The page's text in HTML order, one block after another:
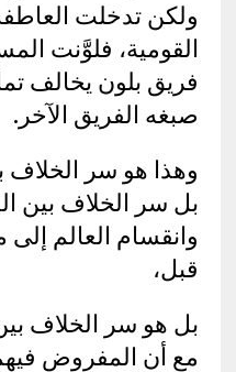
ولكن تدخلت
القومية، فلوَّنت
فريق بلون يخالف
صبغه الفريق الآخر.
وهذا هو سر الخلاف
بل سر الخلاف بين
وانقسام العالم
قبل،
بل هو سر الخلاف
مع أن المفروض